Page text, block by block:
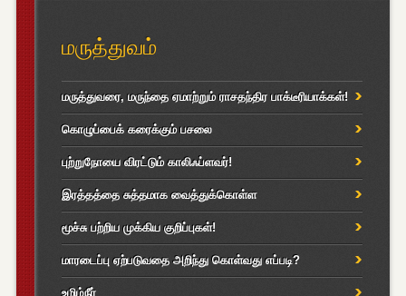
மருத்துவம்
மருத்துவரை, மருந்தை ஏமாற்றும் ராசதந்திர பாக்டீரியாக்கள்!
கொழுப்பைக் கரைக்கும் பசலை
புற்றுநோயை விரட்டும் காலிஃப்ளவர்!
இரத்தத்தை சுத்தமாக வைத்துக்கொள்ள
மூச்சு பற்றிய முக்கிய குறிப்புகள்!
மாரடைப்பு ஏற்படுவதை அறிந்து கொள்வது எப்படி?
உமிழ்நீர்